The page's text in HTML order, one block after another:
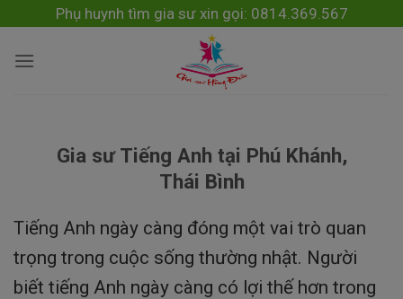
to
content
Phụ huynh tìm gia sư xin gọi: 0814.369.567
Gia sư Tiếng Anh tại Phú Khánh,
Thái Bình
Tiếng Anh ngày càng đóng một vai trò quan
trọng trong cuộc sống thường nhật. Người
biết tiếng Anh ngày càng có lợi thế hơn trong
modal-check